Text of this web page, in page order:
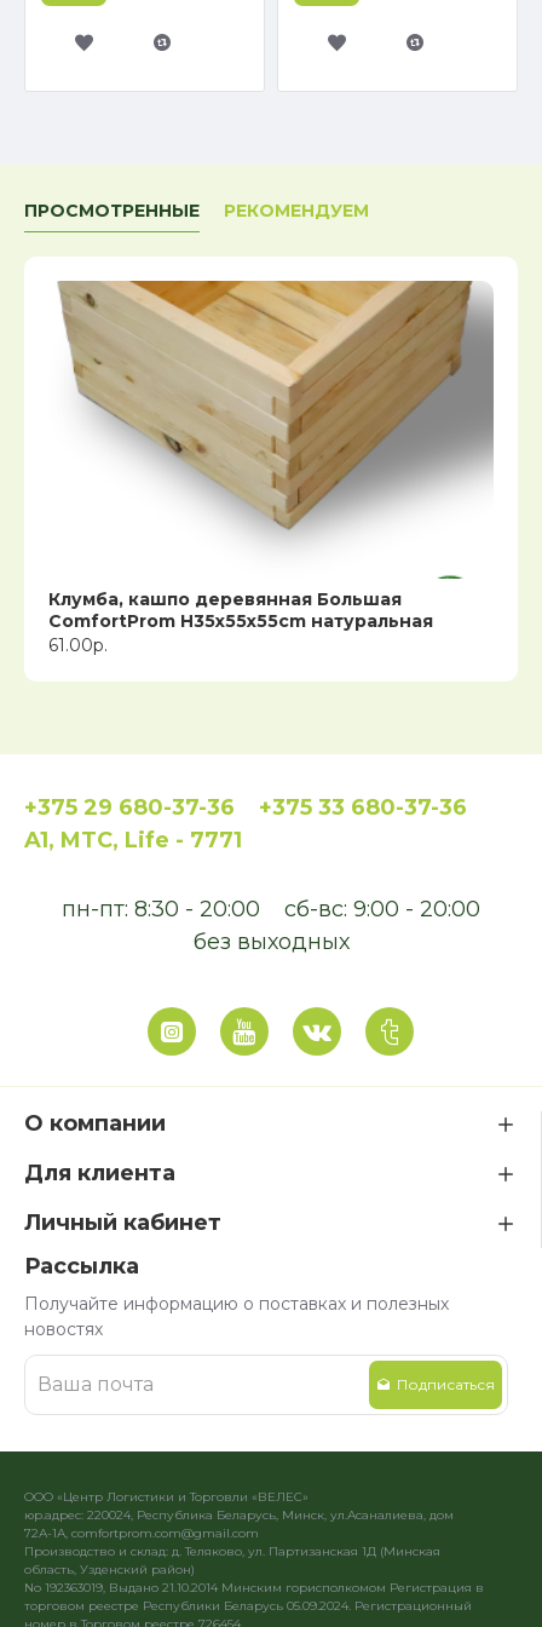
ПРОСМОТРЕННЫЕ РЕКОМЕНДУЕМ
Клумба, кашпо деревянная Большая
ComfortProm H35x55x55cm натуральная
61.00р.
+375 29 680-37-36
+375 33 680-37-36
A1, MTC, Life - 7771
пн-пт: 8:30 - 20:00
сб-вс: 9:00 - 20:00
без выходных
О компании
Для клиента
Личный кабинет
Рассылка
Получайте информацию о поставках и полезных
новостях
Подписаться
ООО «Центр Логистики и Торговли «ВЕЛЕС»
юр.адрес: 220024, Республика Беларусь, Минск, ул.Асаналиева, дом
72А-1А, comfortprom.com@gmail.com
Производство и склад: д. Теляково, ул. Партизанская 1Д (Минская
область, Узденский район)
No 192363019, Выдано 21.10.2014 Минским горисполкомом Регистрация в
торговом реестре Республики Беларусь 05.09.2024. Регистрационный
номер в Торговом реестре 726454